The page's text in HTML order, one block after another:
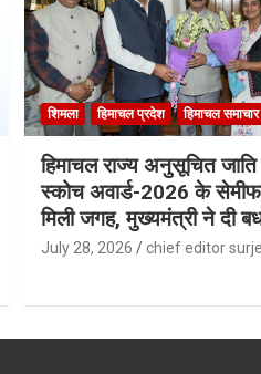
शिमला हिमाचल प्रदेश हिमाचल समाचार
हिमाचल राज्य अनुसूचित
स्कोच अवार्ड-2026 के
मिली जगह, मुख्यमंत्री ने दी
July 28, 2026 chief editor